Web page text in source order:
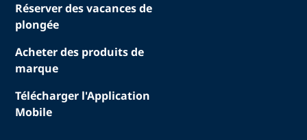
Réserver des vacances de
plongée
Acheter des produits de
marque
Télécharger l'Application
Mobile